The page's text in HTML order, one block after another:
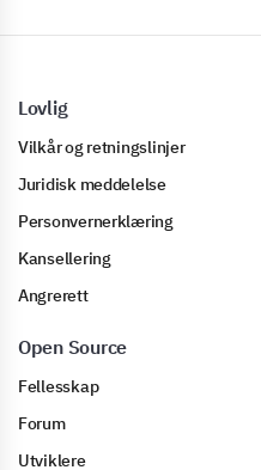
Lovlig
Vilkår og retningslinjer
Juridisk meddelelse
Personvernerklæring
Kansellering
Angrerett
Open Source
Fellesskap
Forum
Utviklere